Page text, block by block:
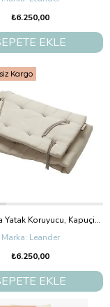
₺6.250,00
EKLE
Linea / Luna Yatak Koruyucu, Kapuçino
Leander
₺6.250,00
EKLE
Kargo